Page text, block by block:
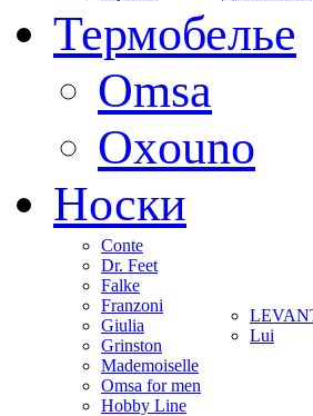
Термобелье
Omsa
Oxouno
Носки
Conte
Dr. Feet
Falke
Franzoni
Giulia
Grinston
Mademoiselle
Omsa for men
Hobby Line
Lui